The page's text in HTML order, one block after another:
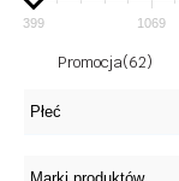
399 1069
Promocja(62)